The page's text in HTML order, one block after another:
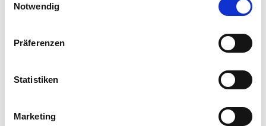
Notwendig
Präferenzen
Statistiken
Marketing
Zugriffskonflikt den Fehler 0xc0000005 erzeugt.
zuerst nur von Windows Server 2012 R2 in
inzwischen auch Meldungen vor, dass Domain
Controller (DC) unter Windows Server 2016, 2019
und 2022 betroffen seien. Das Problem tritt nicht in
allen Szenarien auf, die genauen Bedingungen, die